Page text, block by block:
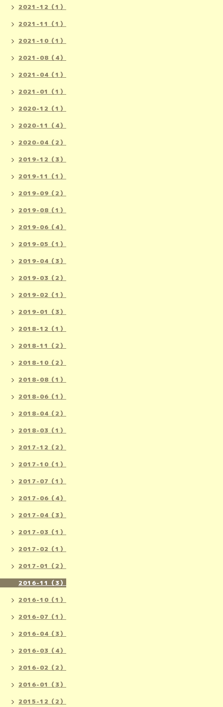
2021-12（1）
2021-11（1）
2021-10（1）
2021-08（4）
2021-04（1）
2021-01（1）
2020-12（1）
2020-11（4）
2020-04（2）
2019-12（3）
2019-11（1）
2019-09（2）
2019-08（1）
2019-06（4）
2019-05（1）
2019-04（3）
2019-03（2）
2019-02（1）
2019-01（3）
2018-12（1）
2018-11（2）
2018-10（2）
2018-08（1）
2018-06（1）
2018-04（2）
2018-03（1）
2017-12（2）
2017-10（1）
2017-07（1）
2017-06（4）
2017-04（3）
2017-03（1）
2017-02（1）
2017-01（2）
2016-11（3）
2016-10（1）
2016-07（1）
2016-04（3）
2016-03（4）
2016-02（2）
2016-01（3）
2015-12（2）